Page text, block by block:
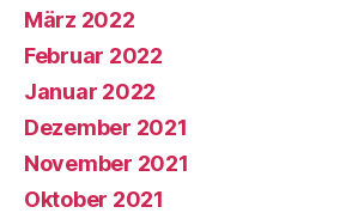
März 2022
Februar 2022
Januar 2022
Dezember 2021
November 2021
Oktober 2021